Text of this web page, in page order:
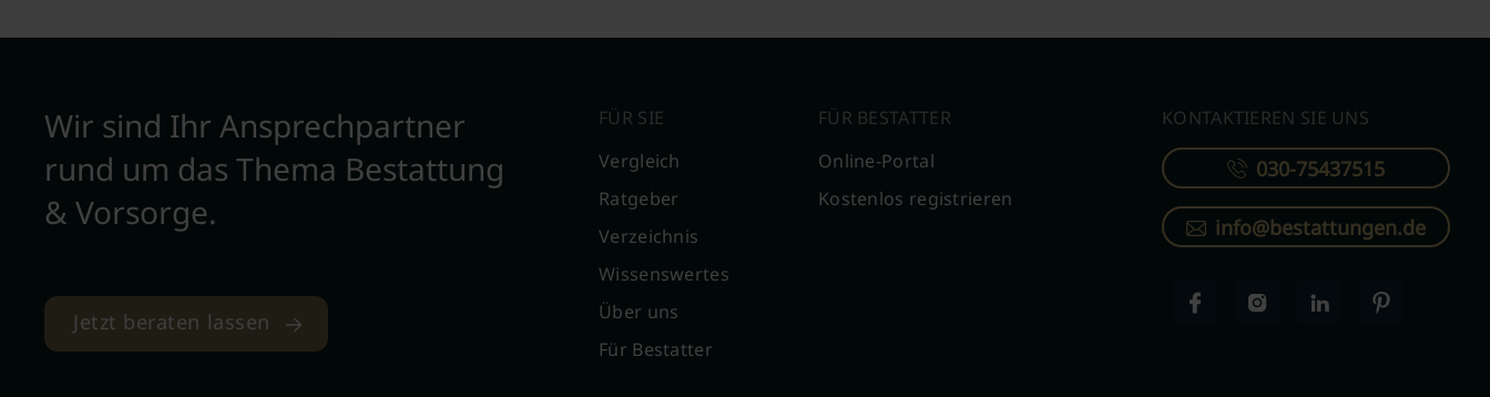
Wir sind Ihr Ansprechpartner
rund um das Thema Bestattung
& Vorsorge.
Jetzt beraten lassen
FÜR SIE
Vergleich
Ratgeber
Verzeichnis
Wissenswertes
Über uns
Für Bestatter
FÜR BESTATTER
Online-Portal
Kostenlos registrieren
KONTAKTIEREN SIE UNS
030-75437515
info@bestattungen.de